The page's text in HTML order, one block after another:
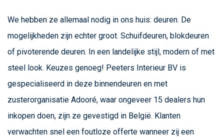
We hebben ze allemaal nodig in ons huis: deuren. De
mogelijkheden zijn echter groot. Schuifdeuren, blokdeuren
of pivoterende deuren. In een landelijke stijl, modern of met
steel look. Keuzes genoeg! Peeters Interieur BV is
gespecialiseerd in deze binnendeuren en met
zusterorganisatie Adooré, waar ongeveer 15 dealers hun
inkopen doen, zijn ze gevestigd in België. Klanten
verwachten snel een foutloze offerte wanneer zij een